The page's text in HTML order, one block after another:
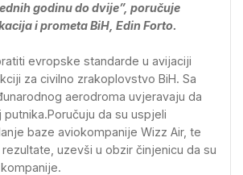
godinu do dvije”, poručuje
i prometa BiH, Edin Forto.
evropske standarde u avijaciji
za civilno zrakoplovstvo BiH. Sa
aerodroma uvjeravaju da
da su uspjeli
baze aviokompanije Wizz Air, te
uzevši u obzir činjenicu da su